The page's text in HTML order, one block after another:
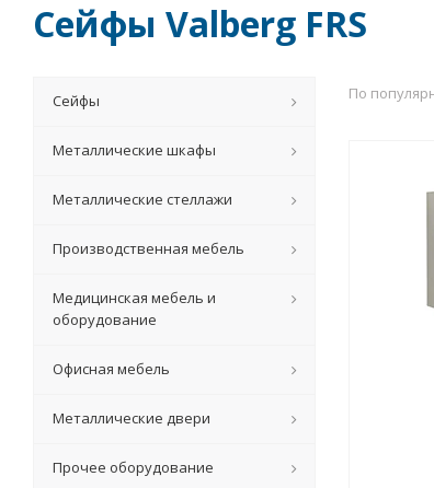
Сейфы Valberg FRS
По
Сейфы
Металлические шкафы
Металлические стеллажи
Производственная мебель
Медицинская мебель и
оборудование
Офисная мебель
Металлические двери
Прочее оборудование